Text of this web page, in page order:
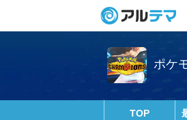
ポケ
TOP